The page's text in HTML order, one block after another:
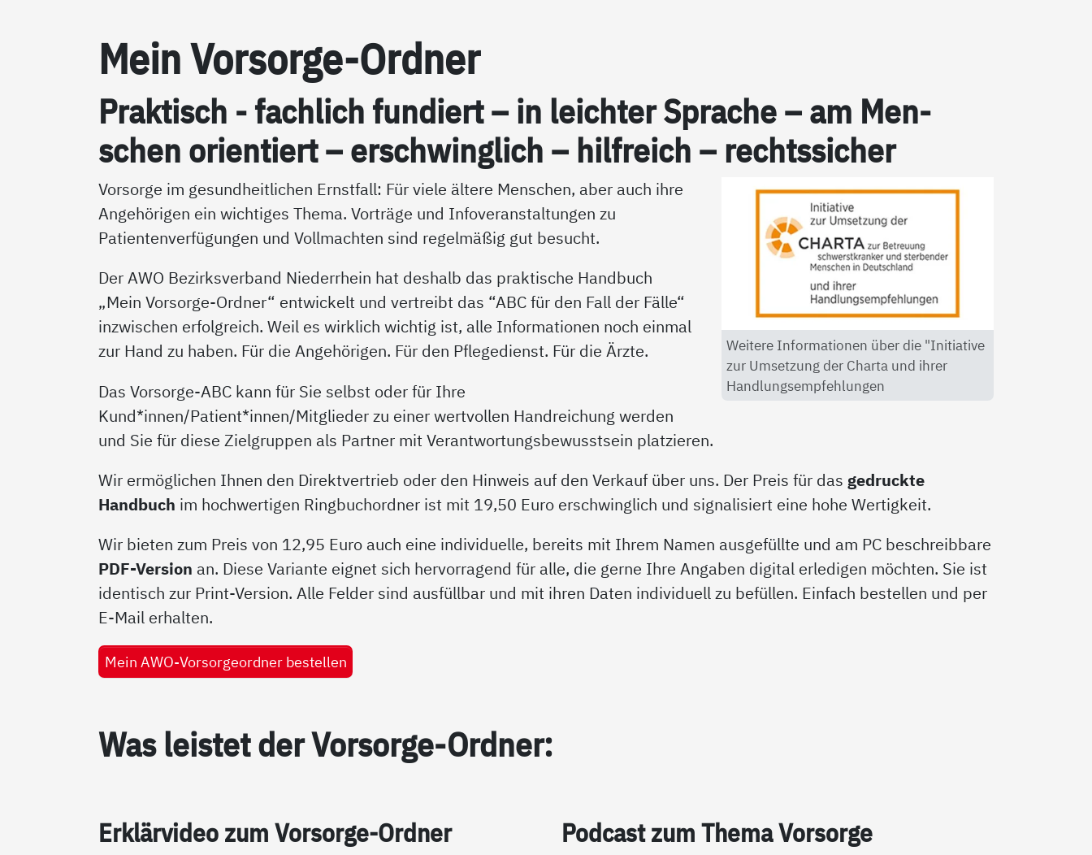
Mein Vor­sor­ge-Ord­ner
Prak­tisch - fach­lich fun­diert – in leich­ter Spra­che – am Men­
schen ori­en­tiert – er­schwing­lich – hil­f­reich – rechts­si­cher
Weitere Informationen über die "Initiative
zur Umsetzung der Charta und ihrer
Handlungsempfehlungen
Vorsorge im gesundheitlichen Ernstfall: Für viele ältere Menschen, aber auch ihre
Angehörigen ein wichtiges Thema. Vorträge und Infoveranstaltungen zu
Patientenverfügungen und Vollmachten sind regelmäßig gut besucht.
Der AWO Bezirksverband Niederrhein hat deshalb das praktische Handbuch
„Mein Vorsorge-Ordner“ entwickelt und vertreibt das “ABC für den Fall der Fälle“
inzwischen erfolgreich. Weil es wirklich wichtig ist, alle Informationen noch einmal
zur Hand zu haben. Für die Angehörigen. Für den Pflegedienst. Für die Ärzte.
Das Vorsorge-ABC kann für Sie selbst oder für Ihre
Kund*innen/Patient*innen/Mitglieder zu einer wertvollen Handreichung werden
und Sie für diese Zielgruppen als Partner mit Verantwortungsbewusstsein platzieren.
Wir ermöglichen Ihnen den Direktvertrieb oder den Hinweis auf den Verkauf über uns. Der Preis für das gedruckte
Handbuch im hochwertigen Ringbuchordner ist mit 19,50 Euro erschwinglich und signalisiert eine hohe Wertigkeit.
Wir bieten zum Preis von 12,95 Euro auch eine individuelle, bereits mit Ihrem Namen ausgefüllte und am PC beschreibbare
PDF-Version an. Diese Variante eignet sich hervorragend für alle, die gerne Ihre Angaben digital erledigen möchten. Sie ist
identisch zur Print-Version. Alle Felder sind ausfüllbar und mit ihren Daten individuell zu befüllen. Einfach bestellen und per
E-Mail erhalten.
Mein AWO-Vorsorgeordner bestellen
Was leis­tet der Vor­sor­ge-Ord­ner:
Er­klär­vi­deo zum Vor­sor­ge-Ord­ner Pod­cast zum The­ma Vor­sor­ge